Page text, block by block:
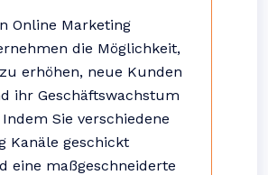
Online Marketing
die Möglichkeit,
erhöhen, neue Kunden
ihr Geschäftswachstum
Sie verschiedene
Kanäle geschickt
eine maßgeschneiderte